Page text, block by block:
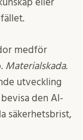
eller
medför
Materialskada.
utveckling
den AI-
säkerhetsbrist,